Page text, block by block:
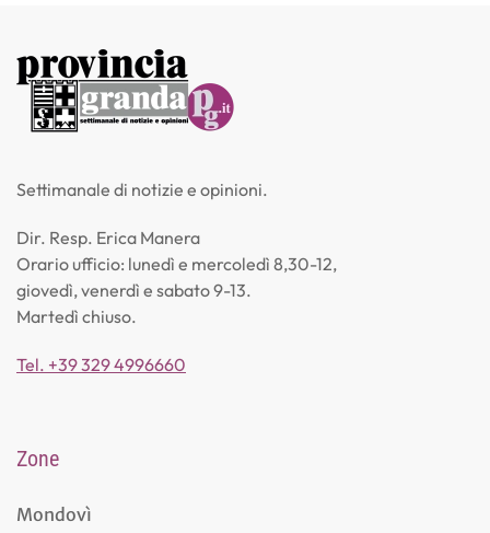
Settimanale di notizie e opinioni.
Dir. Resp. Erica Manera
Orario ufficio: lunedì e mercoledì 8,30-12,
giovedì, venerdì e sabato 9-13.
Martedì chiuso.
Tel. +39 329 4996660
Zone
Mondovì